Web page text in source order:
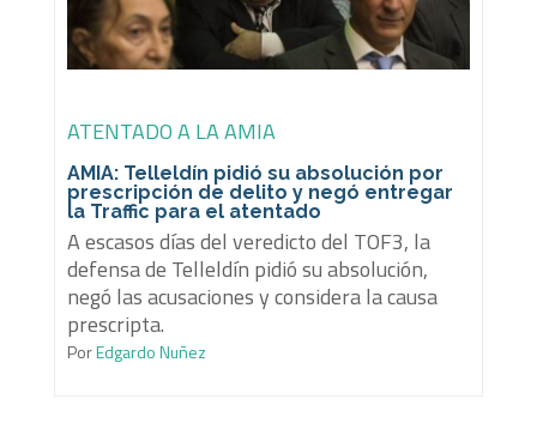
ATENTADO A LA AMIA
AMIA: Telleldín pidió su absolución por
prescripción de delito y negó entregar
la Traffic para el atentado
A escasos días del veredicto del TOF3, la
defensa de Telleldín pidió su absolución,
negó las acusaciones y considera la causa
prescripta.
PorEdgardo Nuñez